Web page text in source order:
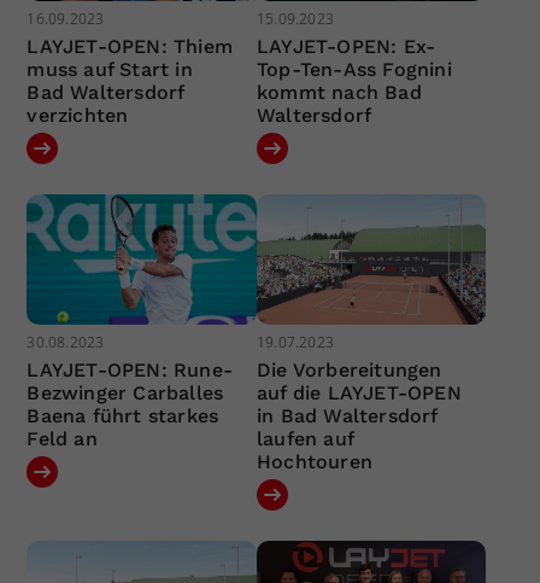
16.09.2023
LAYJET-OPEN: Thiem
muss auf Start in
Bad Waltersdorf
verzichten
15.09.2023
LAYJET-OPEN: Ex-
Top-Ten-Ass Fognini
kommt nach Bad
Waltersdorf
30.08.2023
LAYJET-OPEN: Rune-
Bezwinger Carballes
Baena führt starkes
Feld an
19.07.2023
Die Vorbereitungen
auf die LAYJET-OPEN
in Bad Waltersdorf
laufen auf
Hochtouren